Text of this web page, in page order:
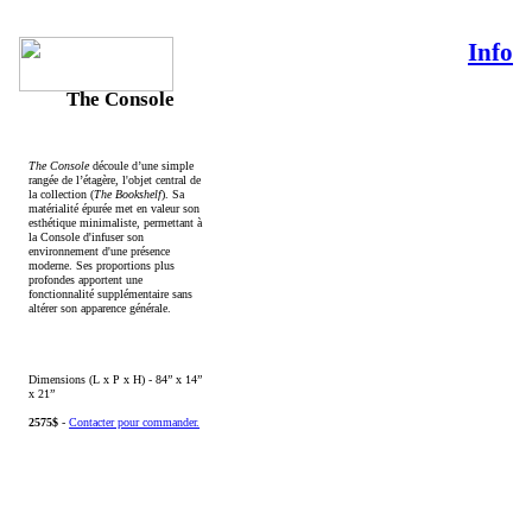
Info
The Console
The Consoledécoule d’une simple
rangée de l’étagère, l'objet central de
la collection (The Bookshelf). Sa
matérialité épurée met en valeur son
esthétique minimaliste, permettant à
la Console d'infuser son
environnement d'une présence
moderne. Ses proportions plus
profondes apportent une
fonctionnalité supplémentaire sans
altérer son apparence générale.
Dimensions (L x P x H) - 84” x 14”
x 21”
2575$ -Contacter pour commander.